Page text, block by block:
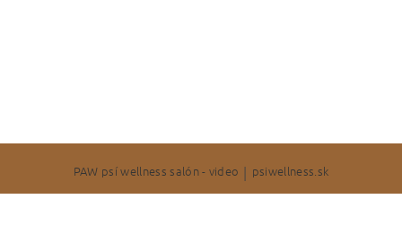
PAW psí wellness salón - video | psiwellness.sk